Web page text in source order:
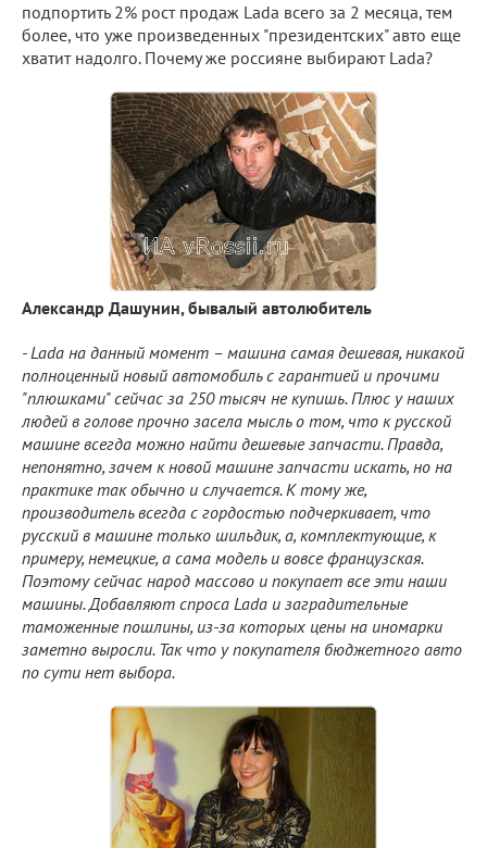
подпортить 2% рост продаж Lada всего за 2 месяца, тем
более, что уже произведенных "президентских" авто еще
хватит надолго. Почему же россияне выбирают Lada?
Александр Дашунин, бывалый автолюбитель
- Lada на данный момент – машина самая дешевая, никакой
полноценный новый автомобиль с гарантией и прочими
"плюшками" сейчас за 250 тысяч не купишь. Плюс у наших
людей в голове прочно засела мысль о том, что к русской
машине всегда можно найти дешевые запчасти. Правда,
непонятно, зачем к новой машине запчасти искать, но на
практике так обычно и случается. К тому же,
производитель всегда с гордостью подчеркивает, что
русский в машине только шильдик, а, комплектующие, к
примеру, немецкие, а сама модель и вовсе французская.
Поэтому сейчас народ массово и покупает все эти наши
машины. Добавляют спроса Lada и заградительные
таможенные пошлины, из-за которых цены на иномарки
заметно выросли. Так что у покупателя бюджетного авто
по сути нет выбора.